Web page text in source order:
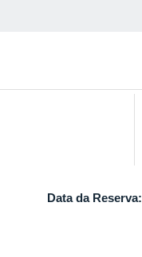
Data da Reserva: